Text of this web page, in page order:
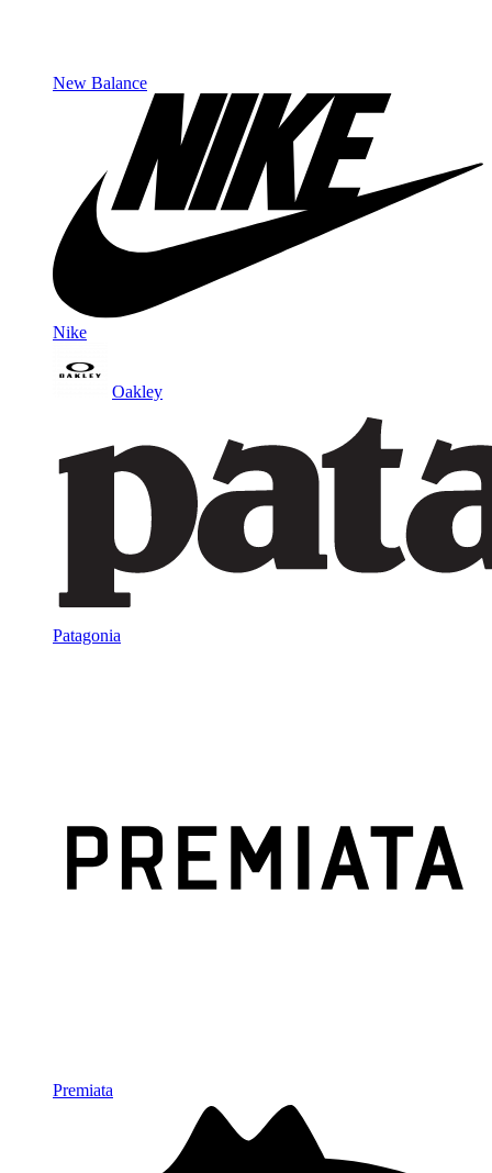
New Balance
Nike
Oakley
Patagonia
Premiata